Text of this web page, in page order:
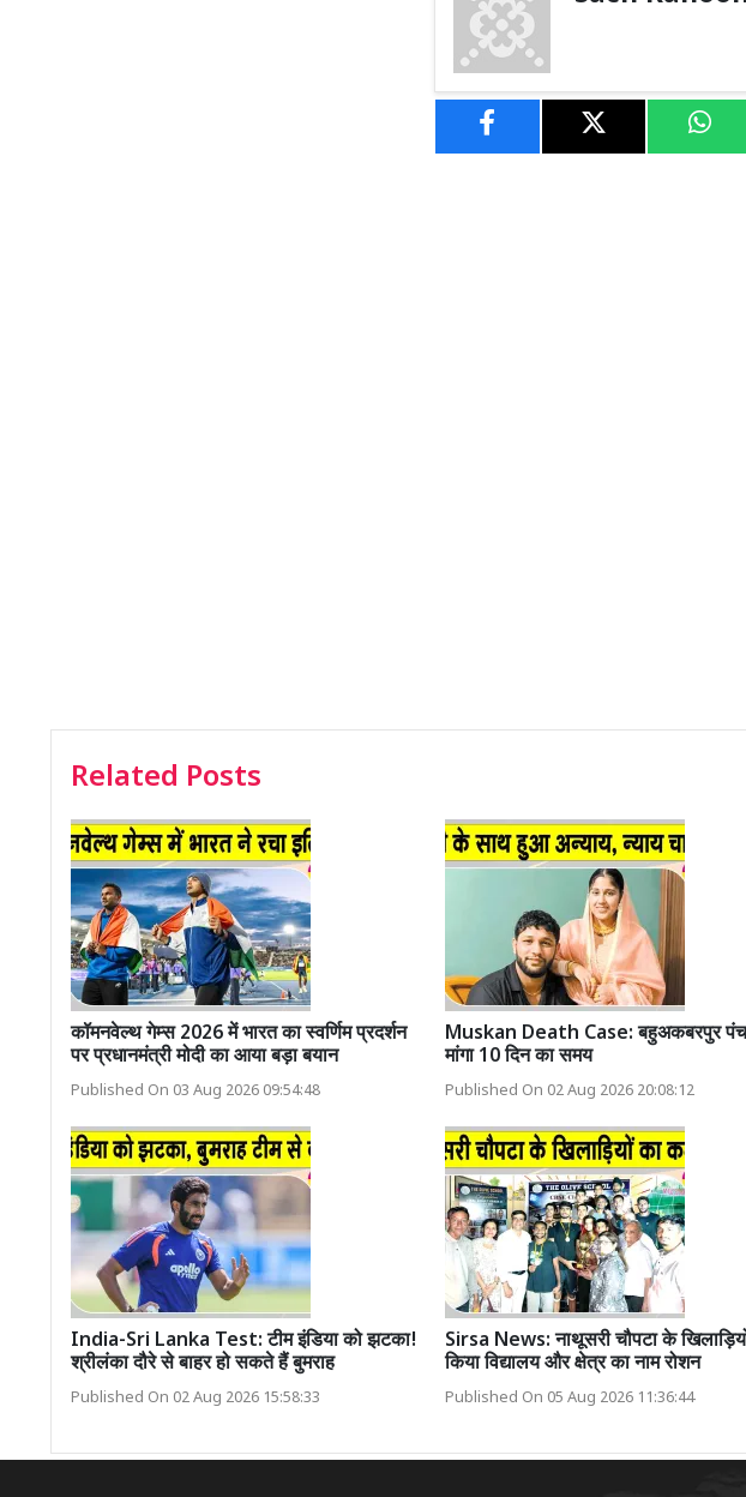
Related Posts
कॉमनवेल्थ गेम्स 2026 में भारत का स्वर्णिम प्रदर्शन
पर प्रधानमंत्री मोदी का आया बड़ा बयान
Published On 03 Aug 2026 09:54:48
Muskan Death Case: बहुअकबरपुर
मांगा 10 दिन का समय
Published On 02 Aug 2026 20:08:12
India-Sri Lanka Test: टीम इंडिया को झटका!
श्रीलंका दौरे से बाहर हो सकते हैं बुमराह
Published On 02 Aug 2026 15:58:33
Sirsa News: नाथूसरी चौपटा के
किया विद्यालय और क्षेत्र का नाम रोशन
Published On 05 Aug 2026 11:36:44